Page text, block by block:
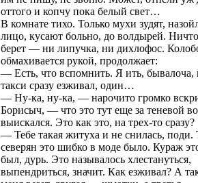
оттого и копчу пока белый свет…
В комнате тихо. Только мухи зудят,
лицо, кусают больно, до волдырей.
берет — ни липучка, ни дихлофос.
обмахивается рукой, продолжает:
— Есть, что вспомнить. Я ить, бывалоча,
такси сразу езживал, один…
— Ну-ка, ну-ка, — нарочито громко
Борисыч, — что это тут еще за теневой
выискался. Это как это, на трех-то сразу?
— Тебе такая житуха и не снилась, поди.
северян это шибко в моде было. Кураж
был, дурь. Это называлось хлестануться,
выпендриться, значит. Как езживал? А